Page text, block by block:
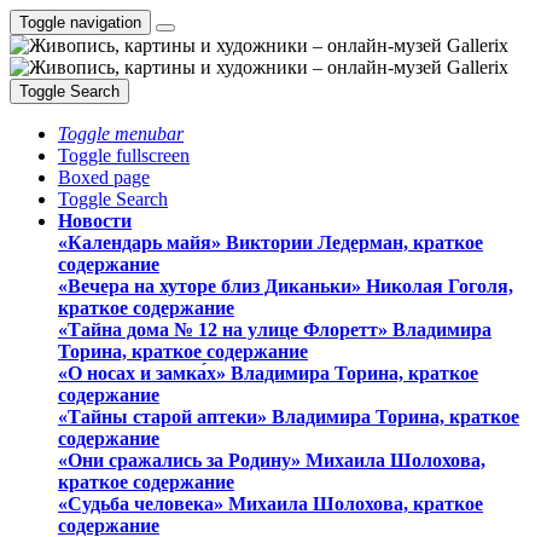
Toggle navigation
Toggle Search
Toggle menubar
Toggle fullscreen
Boxed page
Toggle Search
Новости
«Календарь майя» Виктории Ледерман, краткое
содержание
«Вечера на хуторе близ Диканьки» Николая Гоголя,
краткое содержание
«Тайна дома № 12 на улице Флоретт» Владимира
Торина, краткое содержание
«О носах и замка́х» Владимира Торина, краткое
содержание
«Тайны старой аптеки» Владимира Торина, краткое
содержание
«Они сражались за Родину» Михаила Шолохова,
краткое содержание
«Судьба человека» Михаила Шолохова, краткое
содержание